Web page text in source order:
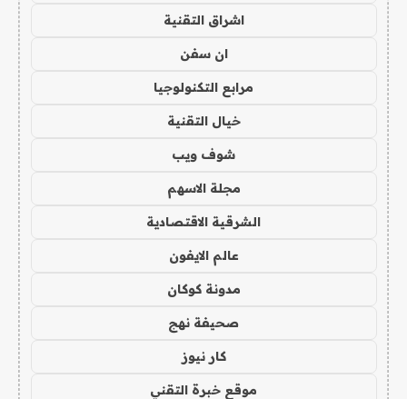
اشراق التقنية
ان سفن
مرابع التكنولوجيا
خيال التقنية
شوف ويب
مجلة الاسهم
الشرقية الاقتصادية
عالم الايفون
مدونة كوكان
صحيفة نهج
كار نيوز
موقع خبرة التقني